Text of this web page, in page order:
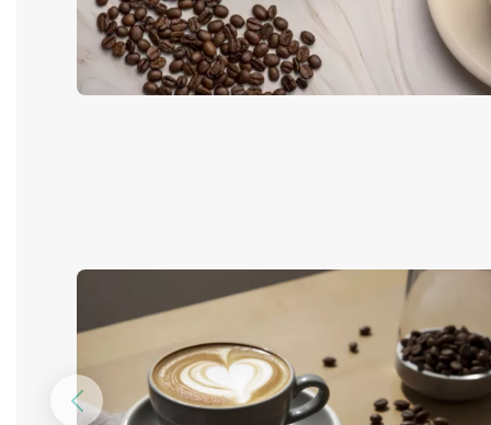
Предыдущий